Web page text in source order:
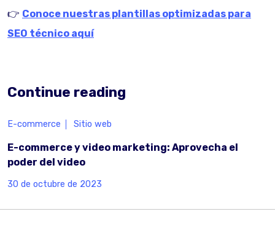
👉 Conoce nuestras plantillas optimizadas para
SEO técnico aquí
Continue reading
E-commerce Sitio web
E-commerce y video marketing: Aprovecha el
poder del video
30 de octubre de 2023